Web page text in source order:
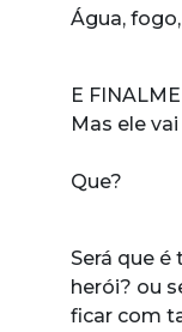
Água,
E
Mas ele
Que?
Será que
herói? ou
ficar com